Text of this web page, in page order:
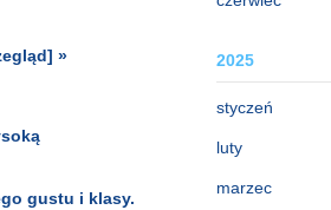
2025
styczeń
luty
marzec
»
gustu i klasy.